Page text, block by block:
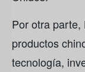
Por otra
productos
tecnología,